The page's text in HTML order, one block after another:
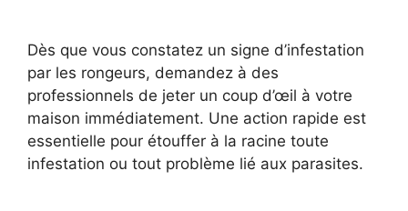
Dès que vous constatez un signe d’infestation
par les rongeurs, demandez à des
professionnels de jeter un coup d’œil à votre
maison immédiatement. Une action rapide est
essentielle pour étouffer à la racine toute
infestation ou tout problème lié aux parasites.